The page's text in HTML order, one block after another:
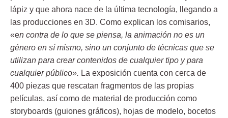
lápiz y que ahora nace de la última tecnología, llegando a
las producciones en 3D. Como explican los comisarios,
«en contra de lo que se piensa, la animación no es un
género en sí mismo, sino un conjunto de técnicas que se
utilizan para crear contenidos de cualquier tipo y para
cualquier público». La exposición cuenta con cerca de
400 piezas que rescatan fragmentos de las propias
películas, así como de material de producción como
storyboards (guiones gráficos), hojas de modelo, bocetos